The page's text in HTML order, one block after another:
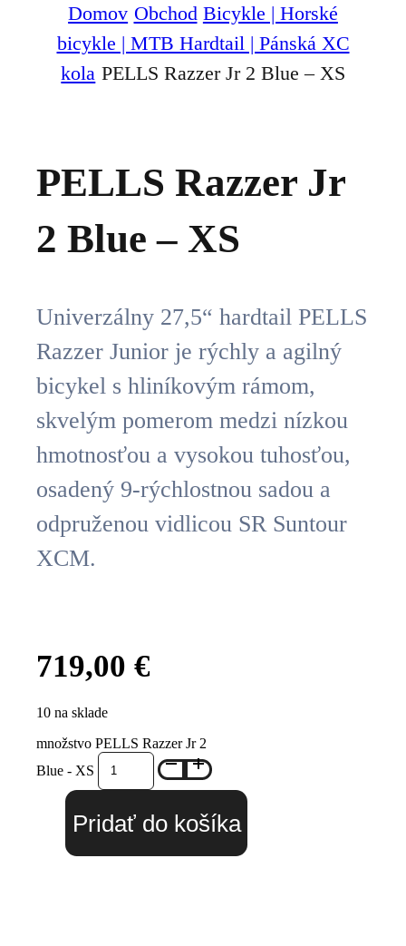
Domov Obchod Bicykle | Horské
bicykle | MTB Hardtail | Pánská XC
kola PELLS Razzer Jr 2 Blue – XS
PELLS Razzer Jr
2 Blue – XS
Univerzálny 27,5“ hardtail PELLS
Razzer Junior je rýchly a agilný
bicykel s hliníkovým rámom,
skvelým pomerom medzi nízkou
hmotnosťou a vysokou tuhosťou,
osadený 9-rýchlostnou sadou a
odpruženou vidlicou SR Suntour
XCM.
719,00 €
10 na sklade
množstvo PELLS Razzer Jr 2
Blue - XS
Pridať do košíka